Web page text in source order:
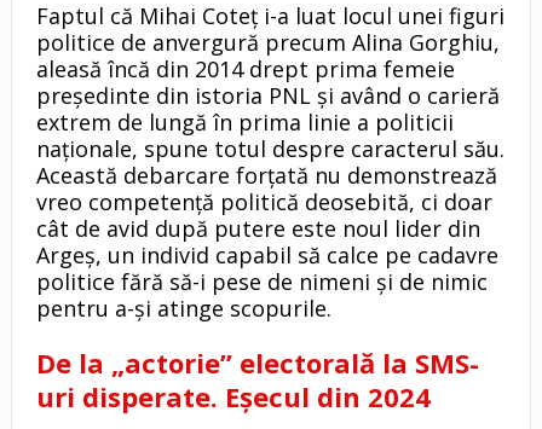
Faptul că Mihai Coteț i-a luat locul unei figuri
politice de anvergură precum Alina Gorghiu,
aleasă încă din 2014 drept prima femeie
președinte din istoria PNL și având o carieră
extrem de lungă în prima linie a politicii
naționale, spune totul despre caracterul său.
Această debarcare forțată nu demonstrează
vreo competență politică deosebită, ci doar
cât de avid după putere este noul lider din
Argeș, un individ capabil să calce pe cadavre
politice fără să-i pese de nimeni și de nimic
pentru a-și atinge scopurile.
De la „actorie” electorală la SMS-
uri disperate. Eșecul din 2024